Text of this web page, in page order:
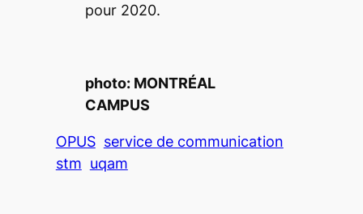
pour 2020.
photo: MONTRÉAL
CAMPUS
OPUS service de communication
stm uqam